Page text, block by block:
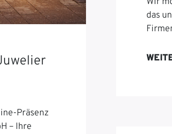
Präsenz
– Ihre
das